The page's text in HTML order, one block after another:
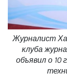
Журналист
клуба
объявил о 10